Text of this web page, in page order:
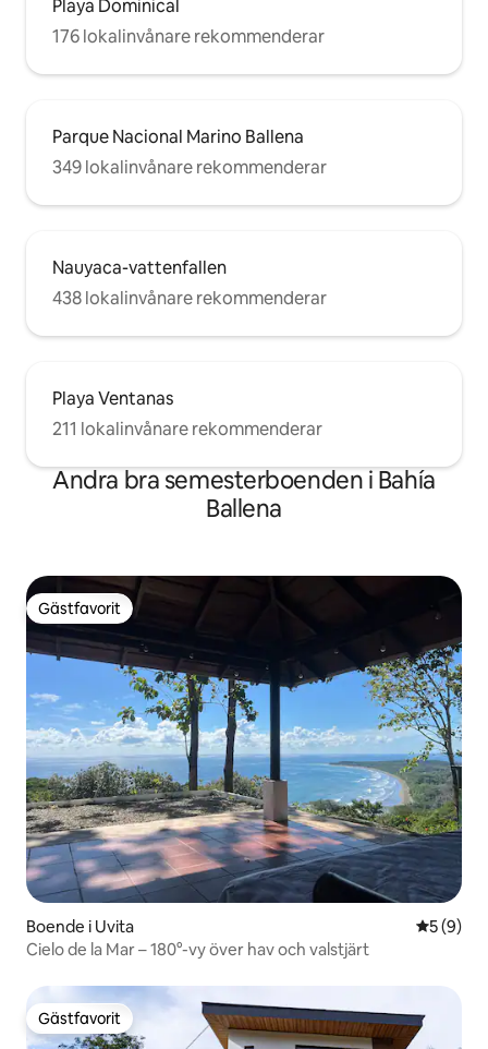
Playa Dominical
176 lokalinvånare rekommenderar
Parque Nacional Marino Ballena
349 lokalinvånare rekommenderar
Nauyaca-vattenfallen
438 lokalinvånare rekommenderar
Playa Ventanas
211 lokalinvånare rekommenderar
Andra bra semesterboenden i Bahía
Ballena
Gästfavorit
Gästfavorit
Boende i Uvita 5 av 5 i
5 (9)
Cielo de la Mar – 180°-vy över hav och valstjärt
Gästfavorit
Gästfavorit